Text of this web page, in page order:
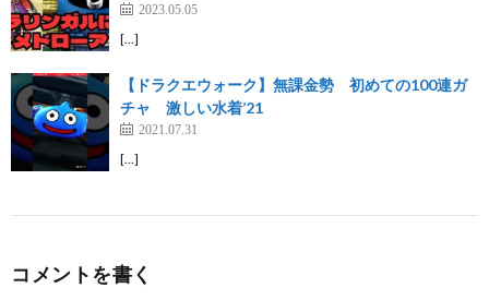
2023.05.05
[…]
【ドラクエウォーク】無課金勢 初めての100連ガ
チャ 激しい水着’21
2021.07.31
[…]
コメントを書く